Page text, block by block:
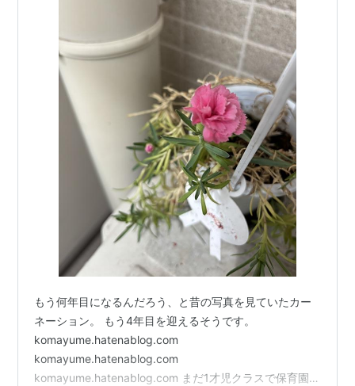
もう何年目になるんだろう、と昔の写真を見ていたカー
ネーション。 もう4年目を迎えるそうです。
komayume.hatenablog.com
komayume.hatenablog.com
komayume.hatenablog.com まだ1才児クラスで保育園に